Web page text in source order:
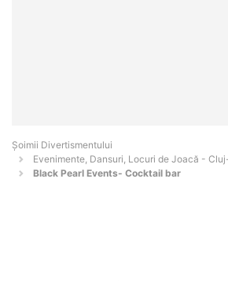
Şoimii Divertismentului
Evenimente, Dansuri, Locuri de Joacă -
Black Pearl Events- Cocktail bar